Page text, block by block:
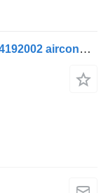
Volvo Air conditioning compressor 84192002 airconditioner compressor voor Volvo vrachtwagen